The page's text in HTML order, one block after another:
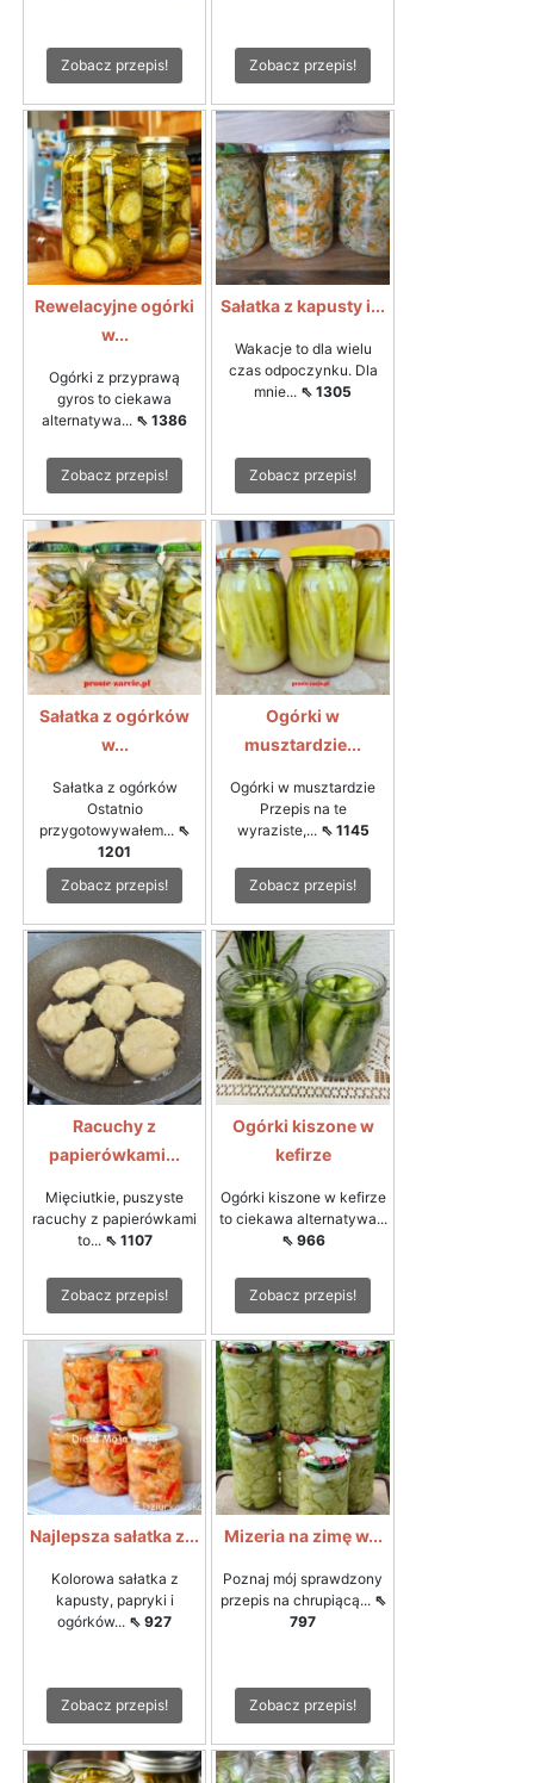
Zobacz przepis! Zobacz przepis!
Rewelacyjne ogórki
w...
Ogórki z przyprawą
gyros to ciekawa
alternatywa... ⇖ 1386
Zobacz przepis!
Sałatka z kapusty i...
Wakacje to dla wielu
czas odpoczynku. Dla
mnie... ⇖ 1305
Zobacz przepis!
Sałatka z ogórków
w...
Sałatka z ogórków
Ostatnio
przygotowywałem... ⇖
1201
Zobacz przepis!
Ogórki w
musztardzie...
Ogórki w musztardzie
Przepis na te
wyraziste,... ⇖ 1145
Zobacz przepis!
Racuchy z
papierówkami...
Mięciutkie, puszyste
racuchy z papierówkami
to... ⇖ 1107
Zobacz przepis!
Ogórki kiszone w
kefirze
Ogórki kiszone w kefirze
to ciekawa alternatywa...
⇖ 966
Zobacz przepis!
Najlepsza sałatka z...
Kolorowa sałatka z
kapusty, papryki i
ogórków... ⇖ 927
Zobacz przepis!
Mizeria na zimę w...
Poznaj mój sprawdzony
przepis na chrupiącą... ⇖
797
Zobacz przepis!